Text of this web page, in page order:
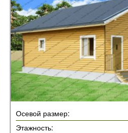
Осевой размер:
Этажность: